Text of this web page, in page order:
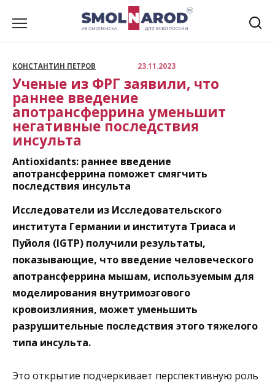
КОНСТАНТИН ПЕТРОВ 23.11.2023
Ученые из ФРГ заявили, что
раннее введение
апотрансферрина уменьшит
негативные последствия
инсульта
Antioxidants: раннее введение
апотрансферрина поможет смягчить
последствия инсульта
Исследователи из Исследовательского
института Германии и института Триаса и
Пуйоля (IGTP) получили результаты,
показывающие, что введение человеческого
апотрансферрина мышам, используемым для
моделирования внутримозгового
кровоизлияния, может уменьшить
разрушительные последствия этого тяжелого
типа инсульта.
Это открытие подчеркивает перспективную роль